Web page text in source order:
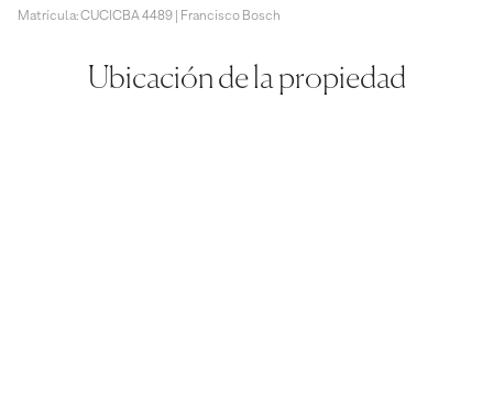
Matrícula: CUCICBA 4489 | Francisco Bosch
Ubicación de la propiedad